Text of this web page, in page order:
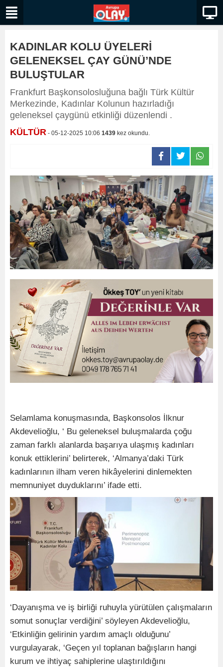
KADINLAR KOLU ÜYELERİ
GELENEKSEL ÇAY GÜNÜ’NDE
BULUŞTULAR
Frankfurt Başkonsolosluğuna bağlı Türk Kültür
Merkezinde, Kadınlar Kolunun hazırladığı
geleneksel çaygünü etkinliği düzenlendi .
KÜLTÜR - 05-12-2025 10:06 1439 kez okundu.
Selamlama konuşmasında, Başkonsolos İlknur
Akdevelioğlu, ‘ Bu geleneksel buluşmalarda çoğu
zaman farklı alanlarda başarıya ulaşmış kadınları
konuk ettiklerini’ belirterek, ‘Almanya’daki Türk
kadınlarının ilham veren hikâyelerini dinlemekten
memnuniyet duyduklarını’ ifade etti.
‘Dayanışma ve iş birliği ruhuyla yürütülen çalışmaların
somut sonuçlar verdiğini’ söyleyen Akdevelioğlu,
‘Etkinliğin gelirinin yardım amaçlı olduğunu’
vurgulayarak, ‘Geçen yıl toplanan bağışların hangi
kurum ve ihtiyaç sahiplerine ulaştırıldığını